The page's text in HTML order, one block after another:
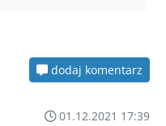
dodaj komentarz
01.12.2021 17:39